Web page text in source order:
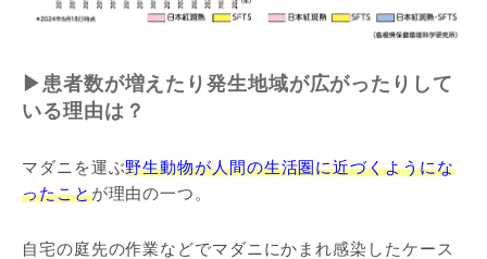
▶患者数が増えたり発生地域が広がったりして
いる理由は？
マダニを運ぶ野生動物が人間の生活圏に近づくようにな
ったことが理由の一つ。
自宅の庭先の作業などでマダニにかまれ感染したケース